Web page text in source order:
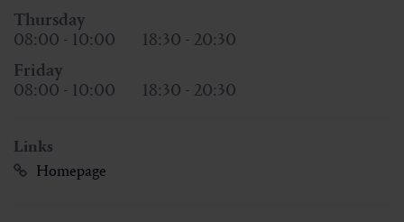
Thursday
08:00 - 10:00
18:30 - 20:30
Friday
08:00 - 10:00
18:30 - 20:30
Links
Homepage